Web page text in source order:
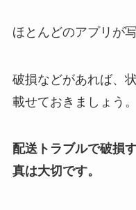
ほとんどのアプリが
破損などがあれば、
載せておきましょう。
配送トラブルで破損
真は大切です。